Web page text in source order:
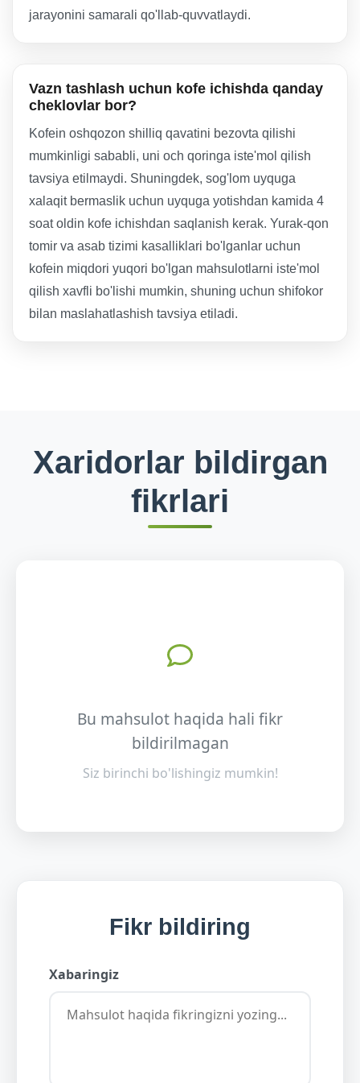
jarayonini samarali qo'llab-quvvatlaydi.
Vazn tashlash uchun kofe ichishda qanday
cheklovlar bor?
Kofein oshqozon shilliq qavatini bezovta qilishi
mumkinligi sababli, uni och qoringa iste'mol qilish
tavsiya etilmaydi. Shuningdek, sog'lom uyquga
xalaqit bermaslik uchun uyquga yotishdan kamida 4
soat oldin kofe ichishdan saqlanish kerak. Yurak-qon
tomir va asab tizimi kasalliklari bo'lganlar uchun
kofein miqdori yuqori bo'lgan mahsulotlarni iste'mol
qilish xavfli bo'lishi mumkin, shuning uchun shifokor
bilan maslahatlashish tavsiya etiladi.
Xaridorlar bildirgan
fikrlari
Bu mahsulot haqida hali fikr
bildirilmagan
Siz birinchi bo'lishingiz mumkin!
Fikr bildiring
Xabaringiz